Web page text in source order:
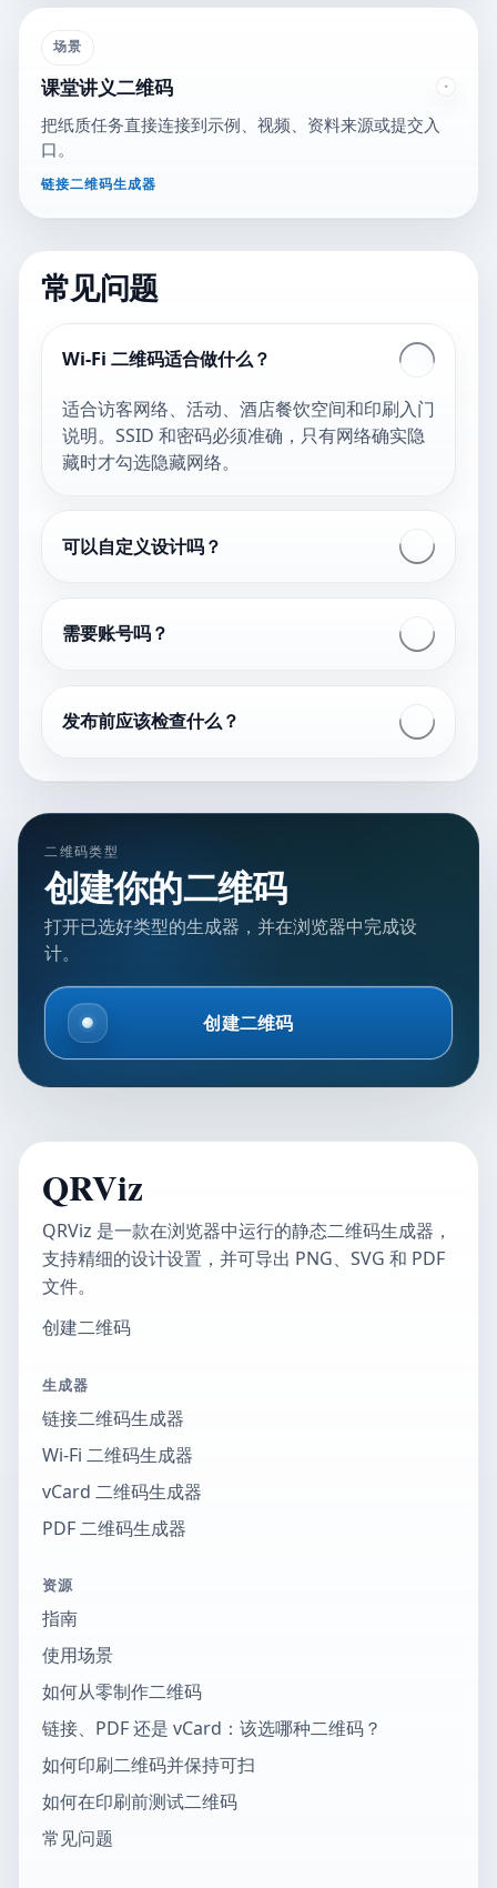
场景
课堂讲义二维码
把纸质任务直接连接到示例、视频、资料来源或提交入
口。
链接二维码生成器
常见问题
Wi-Fi 二维码适合做什么？
适合访客网络、活动、酒店餐饮空间和印刷入门
说明。SSID 和密码必须准确，只有网络确实隐
藏时才勾选隐藏网络。
可以自定义设计吗？
需要账号吗？
发布前应该检查什么？
二维码类型
创建你的二维码
打开已选好类型的生成器，并在浏览器中完成设
计。
创建二维码
QRViz
QRViz 是一款在浏览器中运行的静态二维码生成器，
支持精细的设计设置，并可导出 PNG、SVG 和 PDF
文件。
创建二维码
生成器
链接二维码生成器
Wi-Fi 二维码生成器
vCard 二维码生成器
PDF 二维码生成器
资源
指南
使用场景
如何从零制作二维码
链接、PDF 还是 vCard：该选哪种二维码？
如何印刷二维码并保持可扫
如何在印刷前测试二维码
常见问题